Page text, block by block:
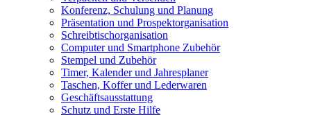
Konferenz, Schulung und Planung
Präsentation und Prospektorganisation
Schreibtischorganisation
Computer und Smartphone Zubehör
Stempel und Zubehör
Timer, Kalender und Jahresplaner
Taschen, Koffer und Lederwaren
Geschäftsausstattung
Schutz und Erste Hilfe